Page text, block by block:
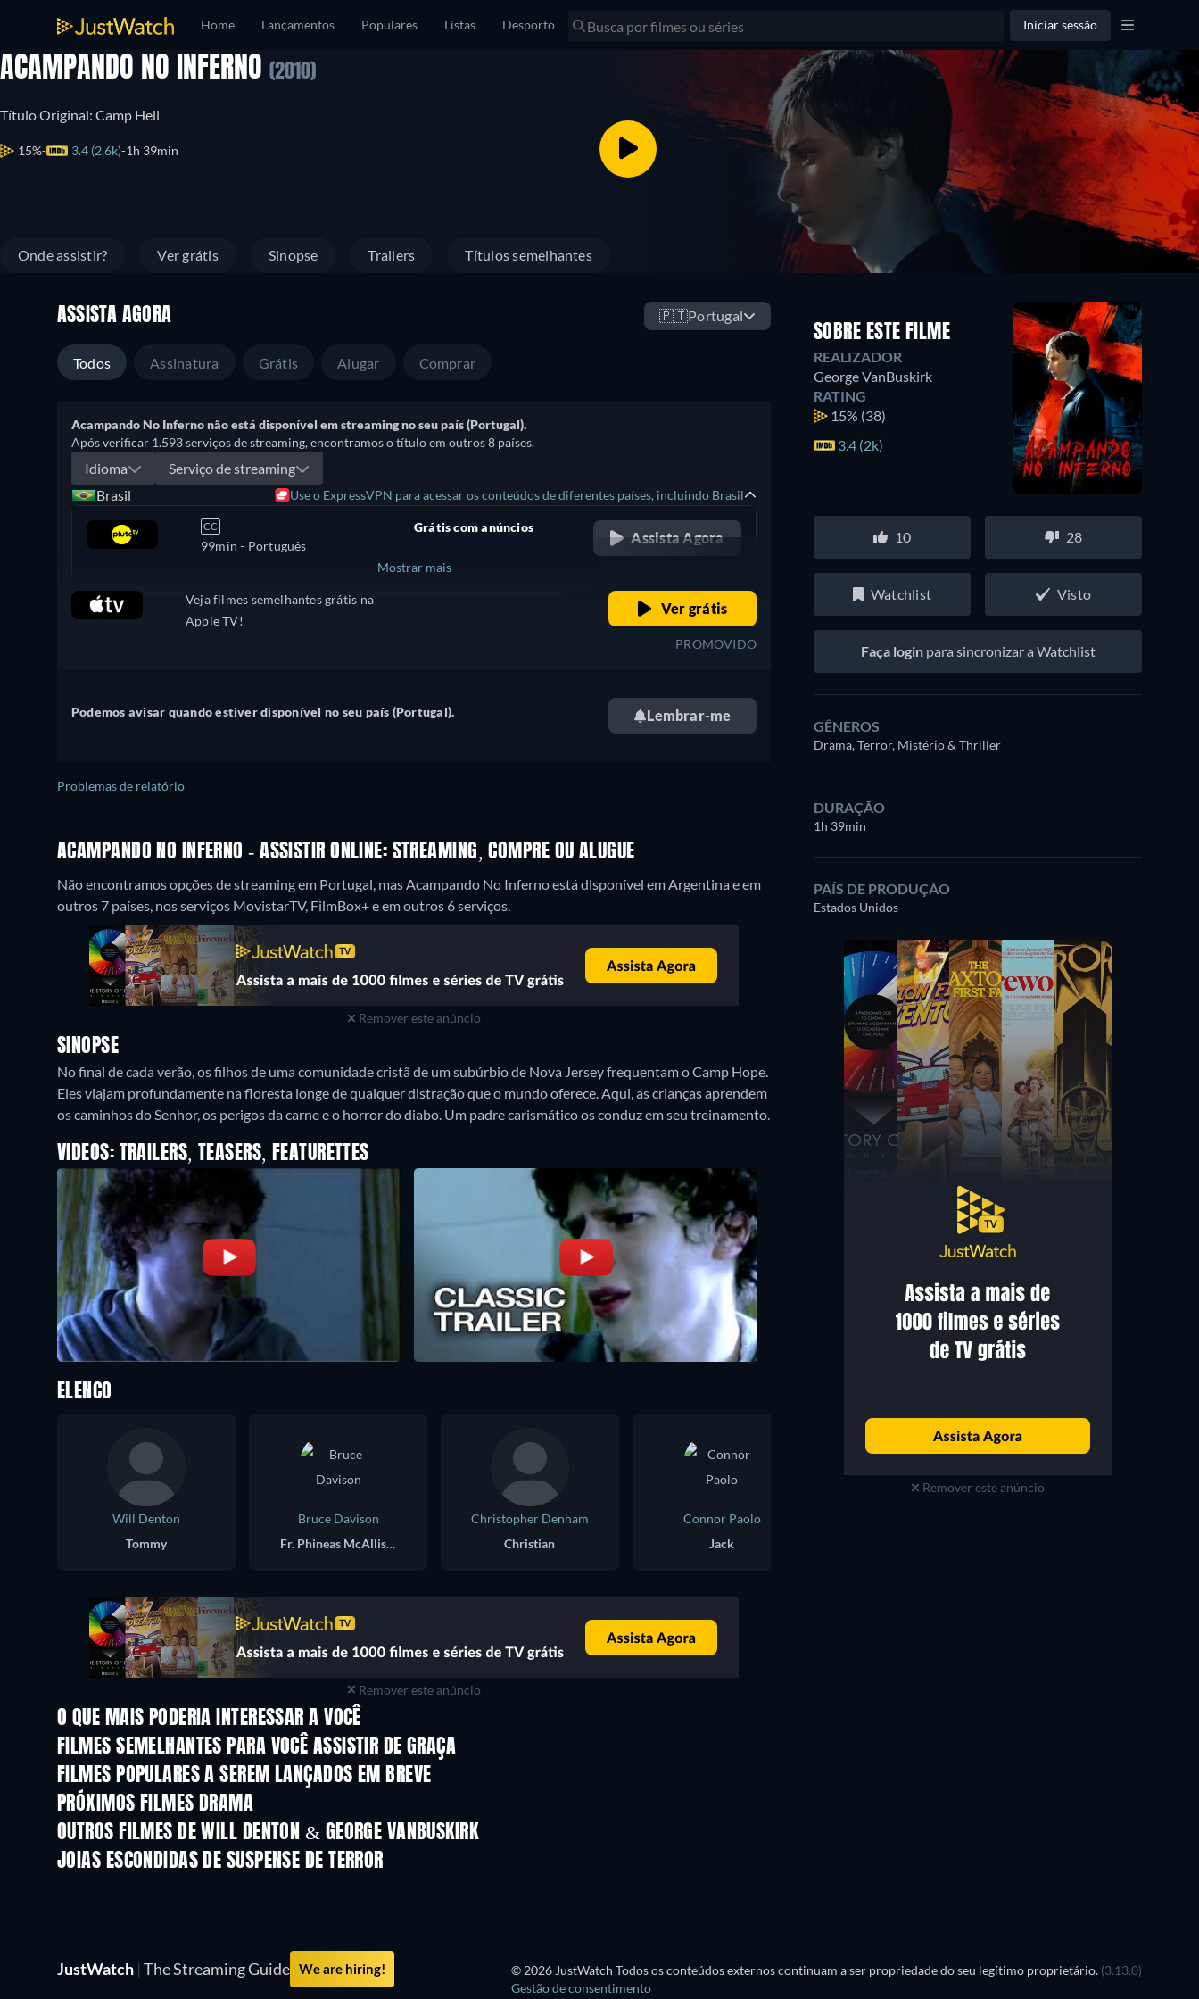
Home Lançamentos Populares Listas Desporto Iniciar sessão
ACAMPANDO NO INFERNO (2010)
Título Original: Camp Hell
15% 3.4 (2.6k) 1h 39min
Onde assistir? Ver grátis Sinopse Trailers Títulos semelhantes
ASSISTA AGORA 🇵🇹Portugal
Todos Assinatura Grátis Alugar Comprar
Acampando No Inferno não está disponível em streaming no seu país (Portugal).
Após verificar 1.593 serviços de streaming, encontramos o título em outros 8 países.
Idioma
Serviço de streaming
Brasil
Use o ExpressVPN para acessar os conteúdos de diferentes países, incluindo Brasil
CC
99min - Português
Grátis com anúncios
Assista Agora
Estados Unidos + 2
Mostrar mais
Veja filmes semelhantes grátis na
Apple TV!
Ver grátis
PROMOVIDO
Podemos avisar quando estiver disponível no seu país (Portugal). Lembrar-me
Problemas de relatório
ACAMPANDO NO INFERNO - ASSISTIR ONLINE: STREAMING, COMPRE OU ALUGUE
Não encontramos opções de streaming em Portugal, mas Acampando No Inferno está disponível em Argentina e em
outros 7 países, nos serviços MovistarTV, FilmBox+ e em outros 6 serviços.
Remover este anúncio
SINOPSE
No final de cada verão, os filhos de uma comunidade cristã de um subúrbio de Nova Jersey frequentam o Camp Hope.
Eles viajam profundamente na floresta longe de qualquer distração que o mundo oferece. Aqui, as crianças aprendem
os caminhos do Senhor, os perigos da carne e o horror do diabo. Um padre carismático os conduz em seu treinamento.
VIDEOS: TRAILERS, TEASERS, FEATURETTES
SOBRE ESTE FILME
REALIZADOR
George VanBuskirk
RATING
15% (38)
3.4 (2k)
10 28
Watchlist Visto
Faça loginpara sincronizar a Watchlist
GÊNEROS
Drama, Terror, Mistério & Thriller
DURAÇÃO
1h 39min
PAÍS DE PRODUÇÃO
Estados Unidos
Remover este anúncio
ELENCO
Will Denton
Tommy
Bruce Davison
Fr. Phineas McAllister
Christopher Denham
Christian
Connor Paolo
Jack
Remover este anúncio
O QUE MAIS PODERIA INTERESSAR A VOCÊ
FILMES SEMELHANTES PARA VOCÊ ASSISTIR DE GRAÇA
FILMES POPULARES A SEREM LANÇADOS EM BREVE
PRÓXIMOS FILMES DRAMA
OUTROS FILMES DE WILL DENTON & GEORGE VANBUSKIRK
JOIAS ESCONDIDAS DE SUSPENSE DE TERROR
JustWatch | The Streaming Guide We are hiring! © 2026 JustWatch Todos os conteúdos externos continuam a ser propriedade do seu legítimo proprietário. (3.13.0)
Gestão de consentimento